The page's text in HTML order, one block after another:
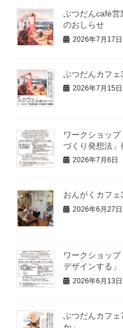
ぶつだんcafé営
のおしらせ
2026年7月17日
ぶつだんカフェ
2026年7月15日
ワークショッ
づくり発想法」
2026年7月6日
おんがくカフェ
2026年6月27日
ワークショッ
デザインする」
2026年6月13日
ぶつだんカフェ